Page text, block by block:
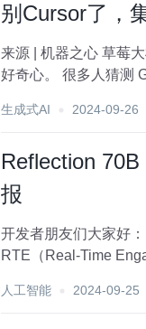
别Cursor了，
来源 | 机器之心 草莓大模型又来了。 昨天，GitHub CEO Thomas Dohmke 预告了一则关于草莓模型的推文，一时间勾起了很多人的
好奇心。 很多
生成式AI 2024-09-26
Reflection
报
开发者朋友们大家好： 这里是 「RTE 开发者日报」 ，每天和大家一起看新闻、聊八卦。我们的社区编辑团队会整理分享
RTE（Real-Time
人工智能 2024-09-25